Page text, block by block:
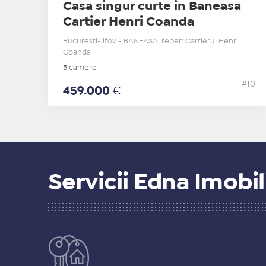
Casa singur curte in Baneasa
Cartier Henri Coanda
Bucuresti-Ilfov - BANEASA, reper: Cartierul Henri
Coanda
5 camere
459.000 €
#10
Servicii Edna